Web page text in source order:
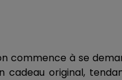
commence à se
cadeau original,